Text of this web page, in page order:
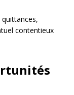
contentieux